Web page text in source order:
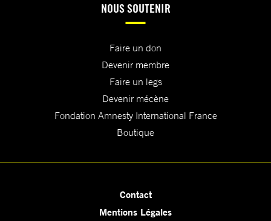
NOUS SOUTENIR
Faire un don
Devenir membre
Faire un legs
Devenir mécène
Fondation Amnesty International France
Boutique
Contact
Mentions Légales